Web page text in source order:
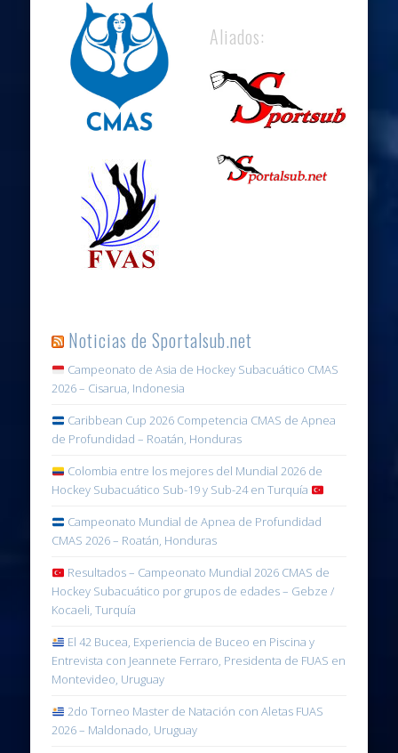
Aliados:
Noticias de Sportalsub.net
Campeonato de Asia de Hockey Subacuático CMAS
2026 – Cisarua, Indonesia
Caribbean Cup 2026 Competencia CMAS de Apnea
de Profundidad – Roatán, Honduras
Colombia entre los mejores del Mundial 2026 de
Hockey Subacuático Sub-19 y Sub-24 en Turquía
Campeonato Mundial de Apnea de Profundidad
CMAS 2026 – Roatán, Honduras
Resultados – Campeonato Mundial 2026 CMAS de
Hockey Subacuático por grupos de edades – Gebze /
Kocaeli, Turquía
El 42 Bucea, Experiencia de Buceo en Piscina y
Entrevista con Jeannete Ferraro, Presidenta de FUAS en
Montevideo, Uruguay
2do Torneo Master de Natación con Aletas FUAS
2026 – Maldonado, Uruguay